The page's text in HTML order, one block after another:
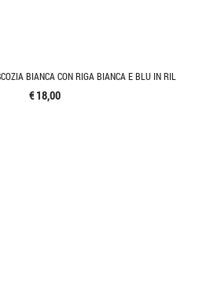
BIANCA CON RIGA BIANCA E BLU IN RIL
€ 18,00